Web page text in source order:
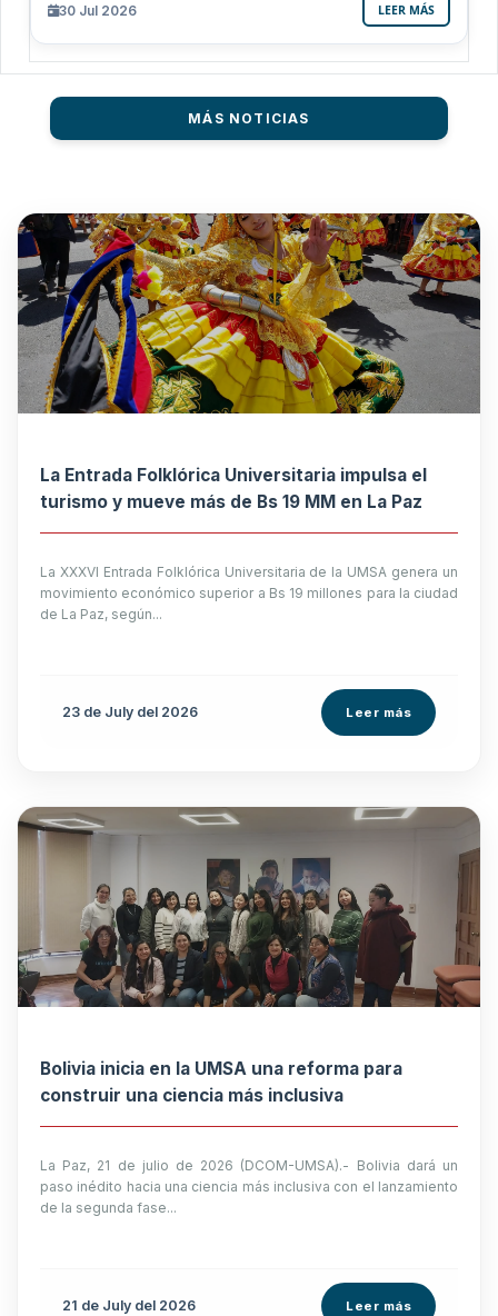
30 Jul 2026 LEER MÁS
MÁS NOTICIAS
La Entrada Folklórica Universitaria impulsa el
turismo y mueve más de Bs 19 MM en La Paz
La XXXVI Entrada Folklórica Universitaria de la UMSA genera un
movimiento económico superior a Bs 19 millones para la ciudad
de La Paz, según...
23 de July del 2026 Leer más
Bolivia inicia en la UMSA una reforma para
construir una ciencia más inclusiva
La Paz, 21 de julio de 2026 (DCOM-UMSA).- Bolivia dará un
paso inédito hacia una ciencia más inclusiva con el lanzamiento
de la segunda fase...
21 de July del 2026 Leer más